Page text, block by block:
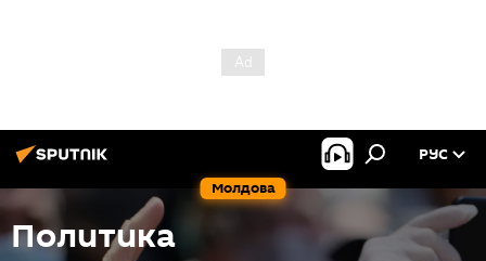
Молдова
РУС
Политика